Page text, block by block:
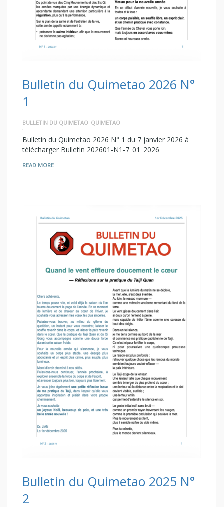
Bulletin du Quimetao 2026 N°
1
BULLETIN DU QUIMETAO QUIMETAO
Bulletin du Quimetao 2026 N° 1 du 7 janvier 2026 à
télécharger Bulletin 202601-N1-7_01_2026
READ MORE
Bulletin du Quimetao 2025 N°
2